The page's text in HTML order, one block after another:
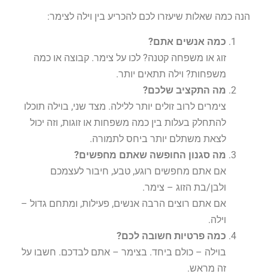
הנה כמה שאלות שיעזרו לכם להכריע בין וילה לצימר:
כמה אנשים אתם?
זוג או משפחה קטנה? לכו על צימר. קבוצה או כמה
משפחות? וילה תתאים יותר.
מה התקציב שלכם?
צימרים לרוב זולים יותר ללילה. מצד שני, בוילה תוכלו
להתחלק בעלות בין כמה משפחות או זוגות, וזה יכול
לצאת משתלם יותר ביחס לתמורה.
מה סגנון החופשה שאתם מחפשים?
אם אתם מחפשים רוגע, טבע, חיבור לעצמכם
ולבן/בת הזוג – צימר.
אם אתם רוצים הרבה אנשים, פעילות, ומתחם גדול –
וילה.
כמה פרטיות חשובה לכם?
בוילה – כולם ביחד. בצימר – אתם לבדכם. חשבו על
זה מראש.